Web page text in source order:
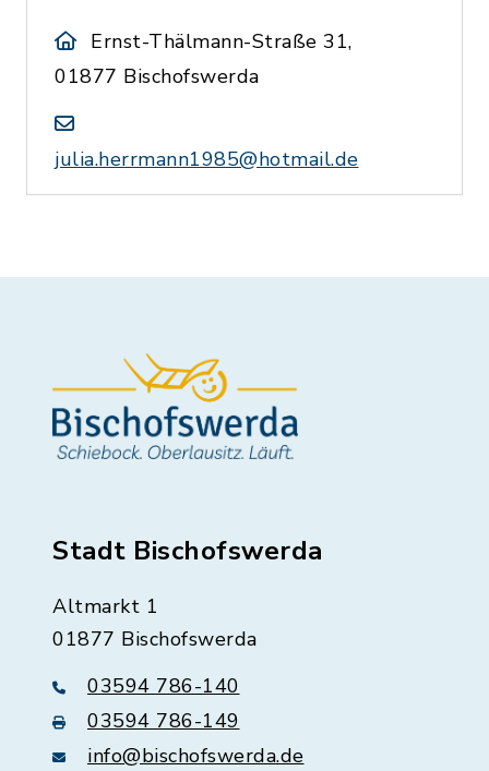
Ernst-Thälmann-Straße 31,
01877 Bischofswerda
julia.herrmann1985@hotmail.de
Stadt Bischofswerda
Altmarkt 1
01877 Bischofswerda
03594 786-140
03594 786-149
info@bischofswerda.de